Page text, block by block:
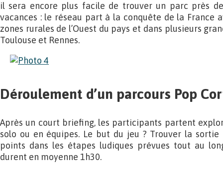
il sera encore plus facile de trouver un parc près
vacances : le réseau part à la conquête de la France
zones rurales de l’Ouest du pays et dans plusieurs
Toulouse et Rennes.
Déroulement d’un parcours Pop
Après un court briefing, les participants partent
solo ou en équipes. Le but du jeu ? Trouver la
points dans les étapes ludiques prévues tout au
durent en moyenne 1h30.